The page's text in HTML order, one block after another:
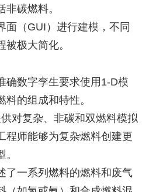
碳燃料。
面（GUI）进行建模，不同
极大简化。
确数字孪生要求使用1-D模
的组成和特性。
对复杂、非碳和双燃料模拟
程师能够为复杂燃料创建更
了一系列燃料的燃料和废气